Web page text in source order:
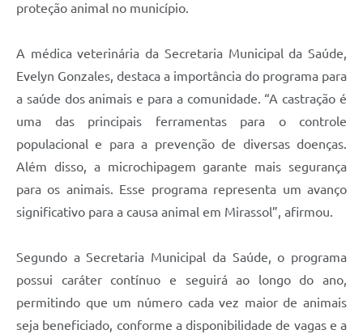
proteção animal no município.
A médica veterinária da Secretaria Municipal da Saúde,
Evelyn Gonzales, destaca a importância do programa para
a saúde dos animais e para a comunidade. “A castração é
uma das principais ferramentas para o controle
populacional e para a prevenção de diversas doenças.
Além disso, a microchipagem garante mais segurança
para os animais. Esse programa representa um avanço
significativo para a causa animal em Mirassol”, afirmou.
Segundo a Secretaria Municipal da Saúde, o programa
possui caráter contínuo e seguirá ao longo do ano,
permitindo que um número cada vez maior de animais
seja beneficiado, conforme a disponibilidade de vagas e a